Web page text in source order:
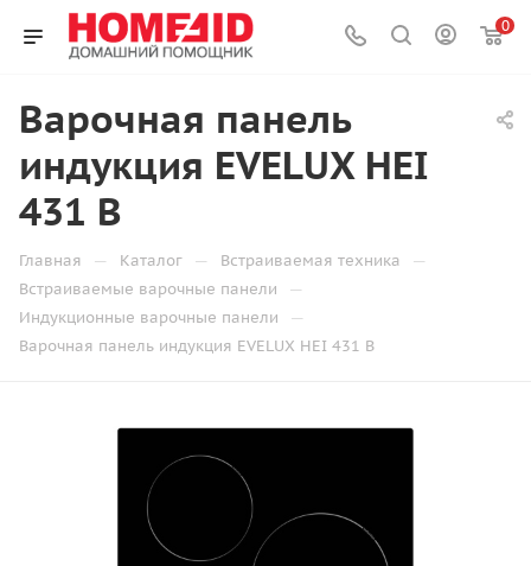
0
Варочная панель
индукция EVELUX HEI
431 B
Главная — Каталог — Встраиваемая техника —
Встраиваемые варочные панели —
Индукционные варочные панели —
Варочная панель индукция EVELUX HEI 431 B